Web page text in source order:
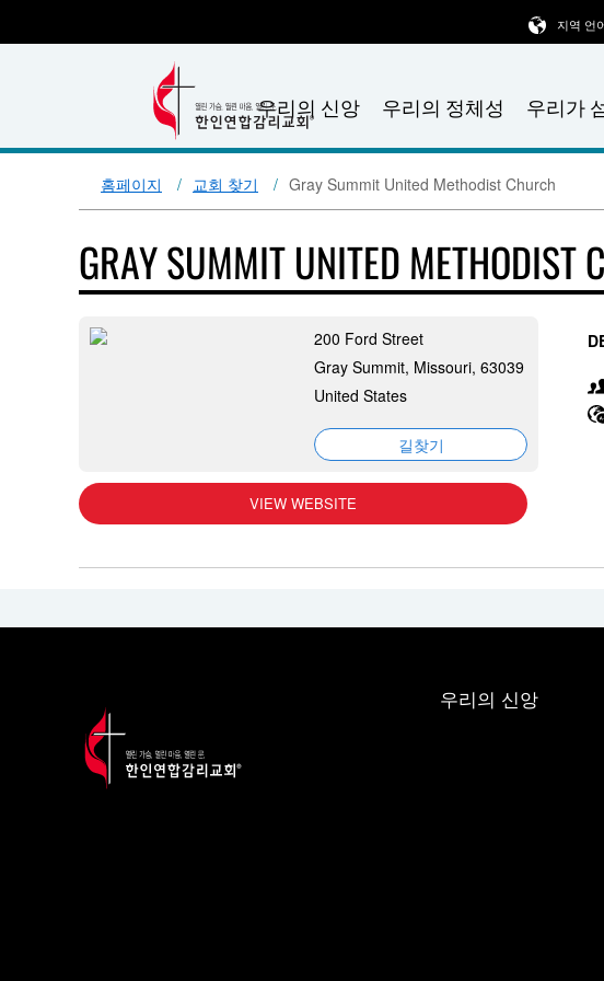
우리의 신앙 우리의 정체성 우리가
지역 언
홈페이지 교회 찾기 Gray Summit United Methodist Church
GRAY SUMMIT UNITED METHODIST
200 Ford Street
Gray Summit, Missouri, 63039
United States
길찾기
VIEW WEBSITE
우리의 신앙